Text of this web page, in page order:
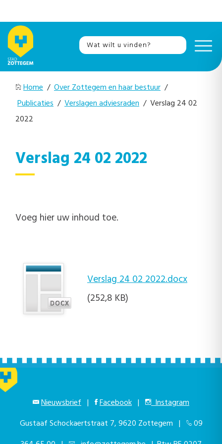
Home / Over Zottegem en haar bestuur /
Publicaties / Verslagen adviesraden / Verslag 24 02
2022
Verslag 24 02 2022
Voeg hier uw inhoud toe.
Verslag 24 02 2022.docx
(252,8 KB)
Nieuwsbrief | Facebook |
Instagram
Gustaaf Schockaertstraat 7, 9620 Zottegem |
09